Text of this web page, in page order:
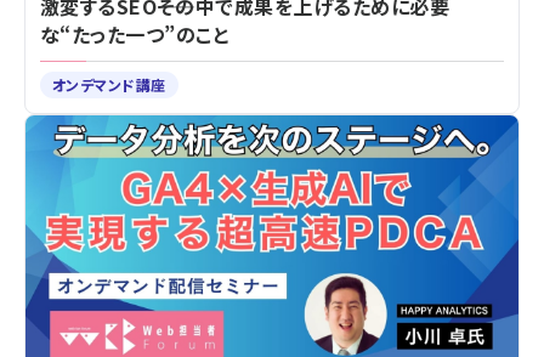
激変するSEO――その中で成果を上げるために必要
な“たった一つ”のこと
オンデマンド講座